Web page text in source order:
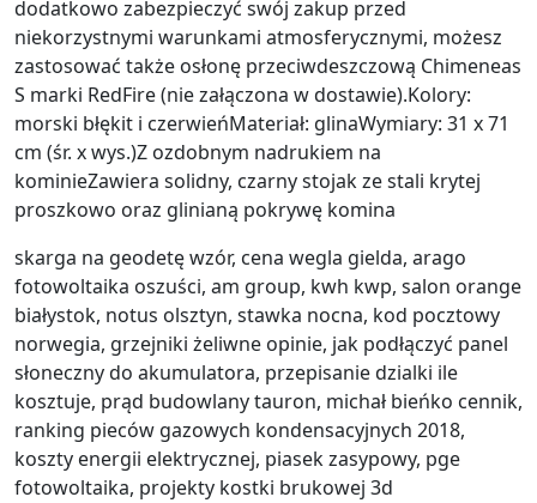
dodatkowo zabezpieczyć swój zakup przed
niekorzystnymi warunkami atmosferycznymi, możesz
zastosować także osłonę przeciwdeszczową Chimeneas
S marki RedFire (nie załączona w dostawie).Kolory:
morski błękit i czerwieńMateriał: glinaWymiary: 31 x 71
cm (śr. x wys.)Z ozdobnym nadrukiem na
kominieZawiera solidny, czarny stojak ze stali krytej
proszkowo oraz glinianą pokrywę komina
skarga na geodetę wzór, cena wegla gielda, arago
fotowoltaika oszuści, am group, kwh kwp, salon orange
białystok, notus olsztyn, stawka nocna, kod pocztowy
norwegia, grzejniki żeliwne opinie, jak podłączyć panel
słoneczny do akumulatora, przepisanie dzialki ile
kosztuje, prąd budowlany tauron, michał bieńko cennik,
ranking pieców gazowych kondensacyjnych 2018,
koszty energii elektrycznej, piasek zasypowy, pge
fotowoltaika, projekty kostki brukowej 3d